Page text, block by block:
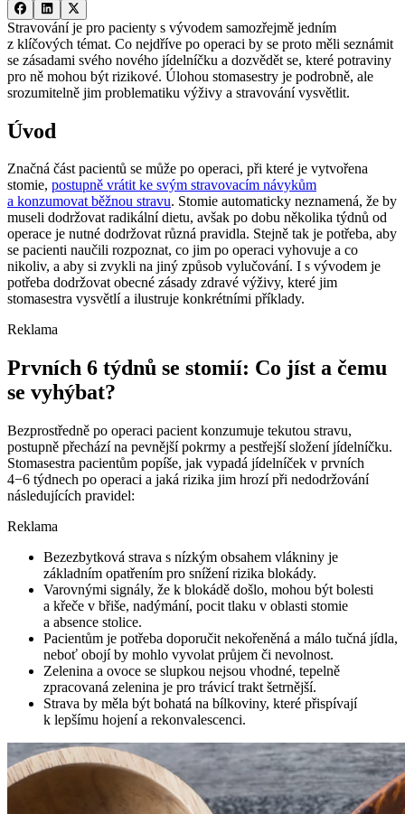
Stravování je pro pacienty s vývodem samozřejmě jedním
z klíčových témat. Co nejdříve po operaci by se proto měli seznámit
se zásadami svého nového jídelníčku a dozvědět se, které potraviny
pro ně mohou být rizikové. Úlohou stomasestry je podrobně, ale
srozumitelně jim problematiku výživy a stravování vysvětlit.
Úvod
Značná část pacientů se může po operaci, při které je vytvořena
stomie, postupně vrátit ke svým stravovacím návykům
a konzumovat běžnou stravu. Stomie automaticky neznamená, že by
museli dodržovat radikální dietu, avšak po dobu několika týdnů od
operace je nutné dodržovat různá pravidla. Stejně tak je potřeba, aby
se pacienti naučili rozpoznat, co jim po operaci vyhovuje a co
nikoliv, a aby si zvykli na jiný způsob vylučování. I s vývodem je
potřeba dodržovat obecné zásady zdravé výživy, které jim
stomasestra vysvětlí a ilustruje konkrétními příklady.
Reklama
Prvních 6 týdnů se stomií: Co jíst a čemu
se vyhýbat?
Bezprostředně po operaci pacient konzumuje tekutou stravu,
postupně přechází na pevnější pokrmy a pestřejší složení jídelníčku.
Stomasestra pacientům popíše, jak vypadá jídelníček v prvních
4−6 týdnech po operaci a jaká rizika jim hrozí při nedodržování
následujících pravidel:
Reklama
Bezezbytková strava s nízkým obsahem vlákniny je
základním opatřením pro snížení rizika blokády.
Varovnými signály, že k blokádě došlo, mohou být bolesti
a křeče v břiše, nadýmání, pocit tlaku v oblasti stomie
a absence stolice.
Pacientům je potřeba doporučit nekořeněná a málo tučná jídla,
neboť obojí by mohlo vyvolat průjem či nevolnost.
Zelenina a ovoce se slupkou nejsou vhodné, tepelně
zpracovaná zelenina je pro trávicí trakt šetrnější.
Strava by měla být bohatá na bílkoviny, které přispívají
k lepšímu hojení a rekonvalescenci.